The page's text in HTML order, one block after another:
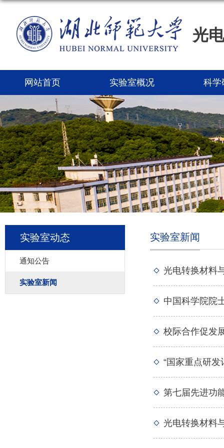
光
网站首页 实验室概况 科学
实验室动态
通知公告
实验室新闻
实验室新闻
光电转换材料
中国科学院院
校际合作促发
“国家重点研
第七届先进功
光电转换材料